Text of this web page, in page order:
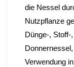
die Nessel
Nutzpflanze
Dünge-, Stoff-
Verwendung